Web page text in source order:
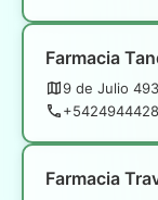
Farmacia
9 de Julio
Farmacia